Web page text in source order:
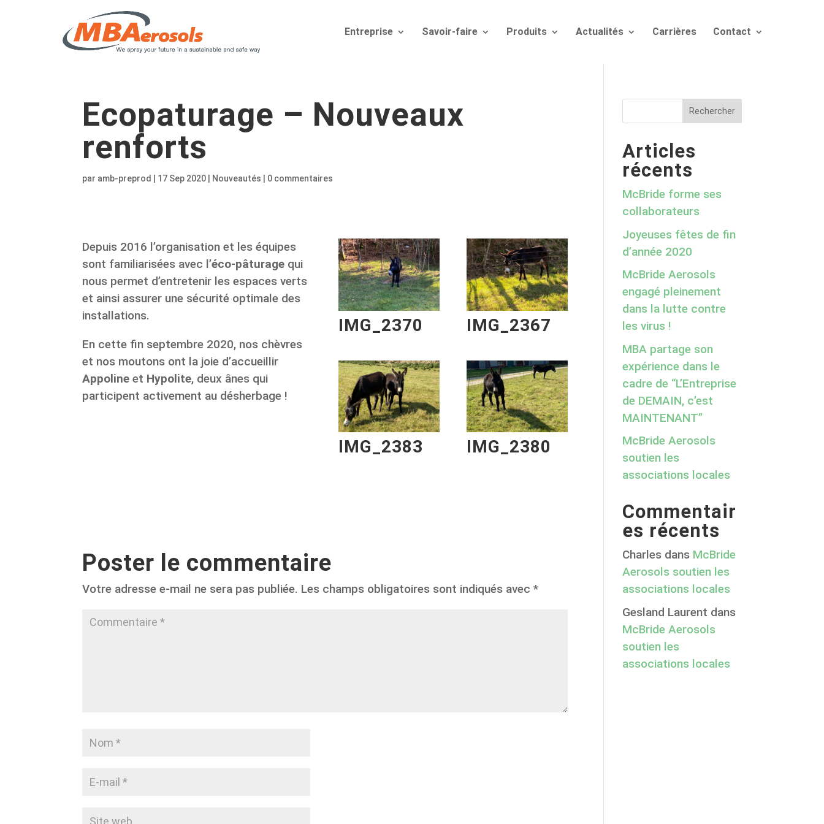
Entreprise Savoir-faire Produits Actualités Carrières Contact
Ecopaturage – Nouveaux
renforts
par amb-preprod 17 Sep 2020 Nouveautés 0 commentaires
Depuis 2016 l’organisation et les équipes
sont familiarisées avec l’éco-pâturage qui
nous permet d’entretenir les espaces verts
et ainsi assurer une sécurité optimale des
installations.
En cette fin septembre 2020, nos chèvres
et nos moutons ont la joie d’accueillir
Appoline et Hypolite, deux ânes qui
participent activement au désherbage !
IMG_2370 IMG_2367
IMG_2383 IMG_2380
Poster le commentaire
Votre adresse e-mail ne sera pas publiée. Les champs obligatoires sont indiqués avec*
Articles
récents
McBride forme ses
collaborateurs
Joyeuses fêtes de fin
d’année 2020
McBride Aerosols
engagé pleinement
dans la lutte contre
les virus !
MBA partage son
expérience dans le
cadre de “L’Entreprise
de DEMAIN, c’est
MAINTENANT”
McBride Aerosols
soutien les
associations locales
Commentair
es récents
Charles dans McBride
Aerosols soutien les
associations locales
Gesland Laurent dans
McBride Aerosols
soutien les
associations locales